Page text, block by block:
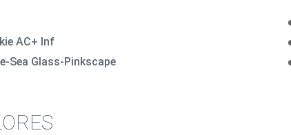
AC+ Inf
Sea Glass-Pinkscape